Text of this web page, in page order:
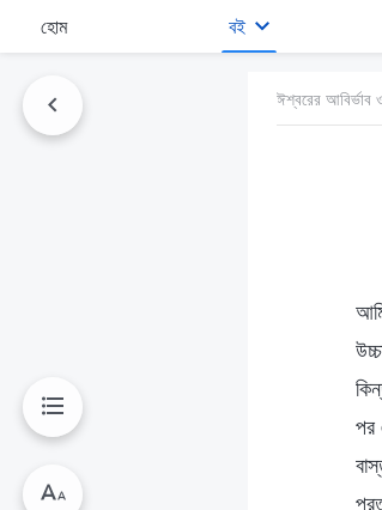
হোম বই
ঈশ্বরের আবির্ভাব
পর